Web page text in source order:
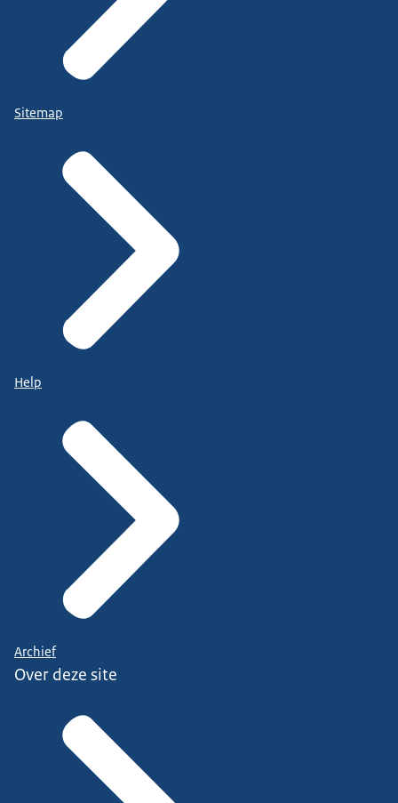
Sitemap
Help
Archief
Over deze site